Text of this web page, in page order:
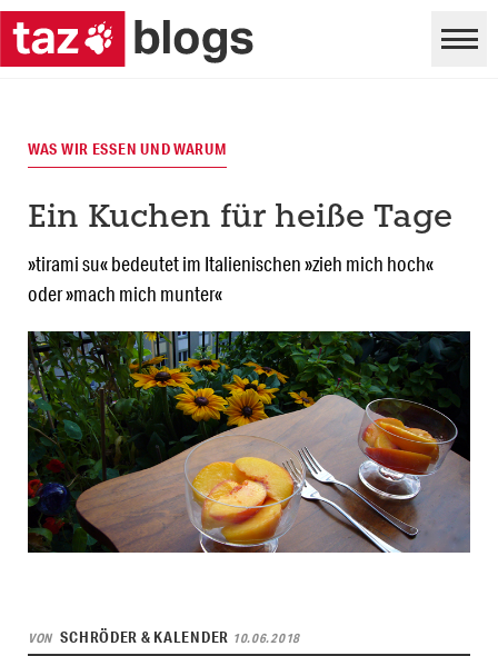
WAS WIR ESSEN UND WARUM
Ein Kuchen für heiße Tage
»tirami su« bedeutet im Italienischen »zieh mich hoch«
oder »mach mich munter«
VON SCHRÖDER & KALENDER 10.06.2018